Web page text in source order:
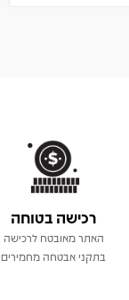
רכישה בטוחה
האתר מאובטח לרכישה
בתקני אבטחה מחמירים